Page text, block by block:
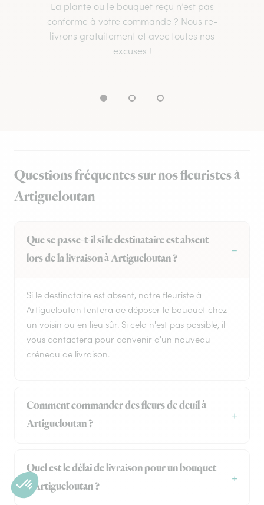
La plante ou le bouquet reçu n’est pas
conforme à votre commande ? Nous re-
livrons gratuitement et avec toutes nos
excuses !
Questions fréquentes sur nos fleuristes à
Artigueloutan
Que se passe-t-il si le destinataire est absent
lors de la livraison à Artigueloutan ?
Si le destinataire est absent, notre fleuriste à
Artigueloutan tentera de déposer le bouquet chez
un voisin ou en lieu sûr. Si cela n'est pas possible, il
vous contactera pour convenir d'un nouveau
créneau de livraison.
Comment commander des fleurs de deuil à
Artigueloutan ?
Quel est le délai de livraison pour un bouquet
à Artigueloutan ?